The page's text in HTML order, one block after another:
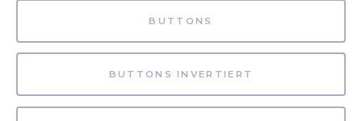
BUTTONS
BUTTONS INVERTIERT